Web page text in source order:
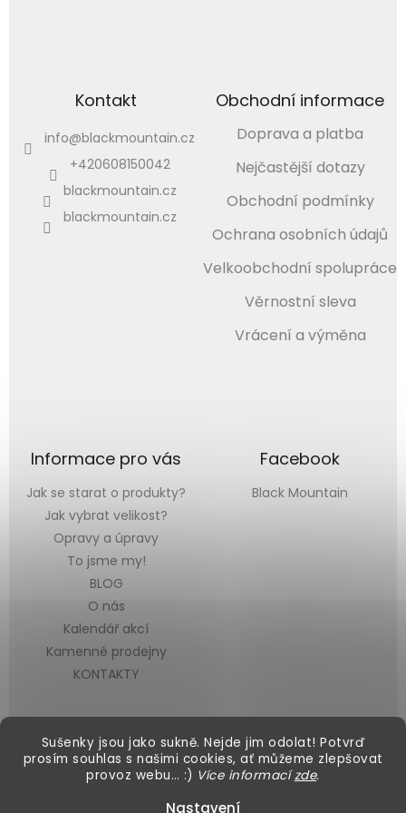
Sušenky jsou jako sukně. Nejde jim odolat! Potvrď
prosím souhlas s našimi cookies, ať můžeme zlepšovat
provoz webu… :) Více informacízde.
Nastavení
Kontakt
info@blackmountain.cz
+420608150042
blackmountain.cz
blackmountain.cz
Obchodní informace
Doprava a platba
Nejčastější dotazy
Obchodní podmínky
Ochrana osobních údajů
Velkoobchodní spolupráce
Věrnostní sleva
Vrácení a výměna
Informace pro vás
Jak se starat o produkty?
Jak vybrat velikost?
Opravy a úpravy
To jsme my!
BLOG
O nás
Kalendář akcí
Kamenné prodejny
KONTAKTY
Facebook
Black Mountain
Vytvořil Shoptet &